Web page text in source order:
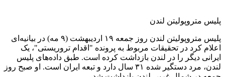
پلیس متروپولیتن لندن
پلیس متروپولیتن لندن روز جمعه ۱۹ اردیبهشت (۹ مه) در بیانیه‌ای
اعلام کرد در تحقیقات مربوط به پرونده "اقدام تروریستی"، یک
ایرانی دیگر را در لندن بازداشت کرده است. طبق داده‌های پلیس
لندن، مرد دستگیر شده ۳۱ سال دارد و تبعه ایران است. او صبح روز